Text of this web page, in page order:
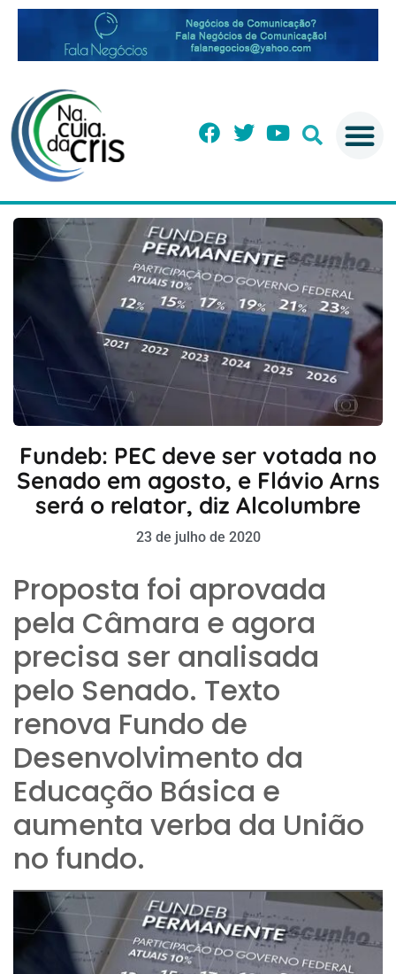
Fundeb: PEC deve ser votada no
Senado em agosto, e Flávio Arns
será o relator, diz Alcolumbre
23 de julho de 2020
Proposta foi aprovada
pela Câmara e agora
precisa ser analisada
pelo Senado. Texto
renova Fundo de
Desenvolvimento da
Educação Básica e
aumenta verba da União
no fundo.